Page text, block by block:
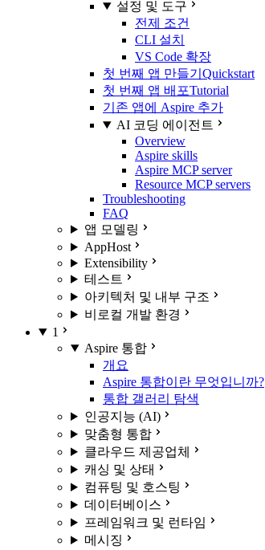
설정 및 도구
전제 조건
CLI 설치
VS Code 확장
첫 번째 앱 만들기 Quickstart
첫 번째 앱 배포Tutorial
기존 앱에 Aspire 추가
AI 코딩 에이전트
Overview
Aspire skills
Aspire MCP server
Resource MCP servers
Troubleshooting
FAQ
앱 모델링
AppHost
Extensibility
테스트
아키텍처 및 내부 구조
비로컬 개발 환경
1
Aspire 통합
개요
Aspire 통합이란 무엇입니까?
통합 갤러리 탐색
인공지능 (AI)
맞춤형 통합
클라우드 제공업체
캐싱 및 상태
컴퓨팅 및 호스팅
데이터베이스
프레임워크 및 런타임
메시징